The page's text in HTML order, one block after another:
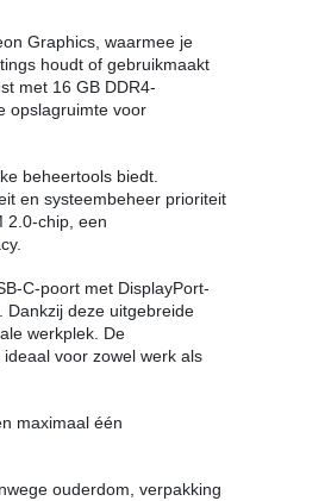
Graphics, waarmee je
houdt of gebruikmaakt
met 16 GB DDR4-
opslagruimte voor
beheertools biedt.
en systeembeheer prioriteit
2.0-chip, een
C-poort met DisplayPort-
Dankzij deze uitgebreide
werkplek. De
voor zowel werk als
maximaal één
ouderdom, verpakking